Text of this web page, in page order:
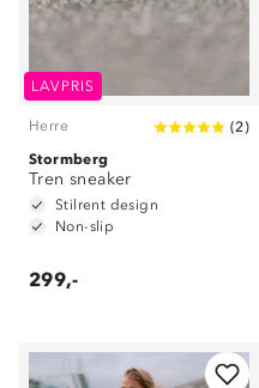
LAVPRIS
Herre (2)
Stormberg
Tren sneaker
Stilrent design
Non-slip
299,-